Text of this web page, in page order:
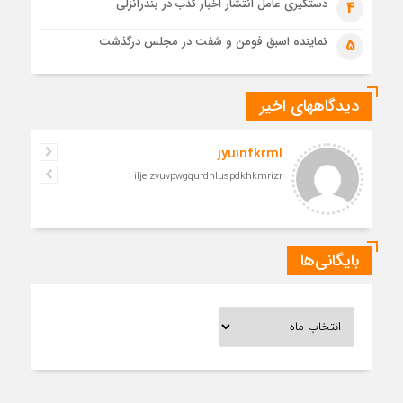
4 دستگیری عامل انتشار اخبار کذب در بندرانزلی
5 نماینده اسبق فومن و شفت در مجلس درگذشت
دیدگاههای اخیر
jyuinfkrml
iljelzvuvpwgqurdhluspdkhkmrizr
بایگانی‌ها
بایگانی‌ها